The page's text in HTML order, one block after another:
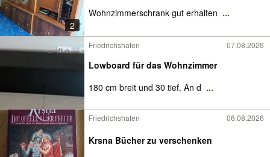
2
Wohnzimmerschrank gut erhalten ...
Friedrichshafen 07.08.2026
Lowboard für das Wohnzimmer
180 cm breit und 30 tief. An d ...
Friedrichshafen 06.08.2026
Krsna Bücher zu verschenken